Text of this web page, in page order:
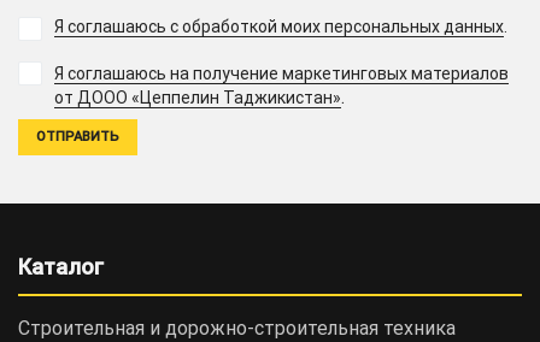
Я соглашаюсь с обработкой моих персональных данных.
Я соглашаюсь на получение маркетинговых материалов
от ДООО «Цеппелин Таджикистан».
Каталог
Строительная и дорожно-cтроительная техника